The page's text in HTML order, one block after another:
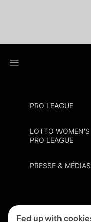
PRO LEAGUE
LOTTO WOMEN'S
PRO LEAGUE
PRESSE & MÉDIAS